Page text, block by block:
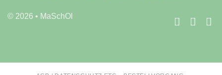
© 2026 • MaSchOl